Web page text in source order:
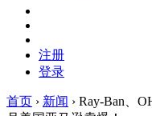
注册
登录
首页 › 新闻 › Ray-Ban、